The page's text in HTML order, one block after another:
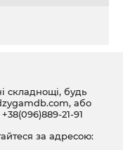
складнощі, будь
, або
+38(096)889-21-91
за адресою: